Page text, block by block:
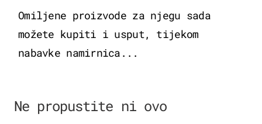
Omiljene proizvode za njegu sada
možete kupiti i usput, tijekom
nabavke namirnica...
Ne propustite ni ovo